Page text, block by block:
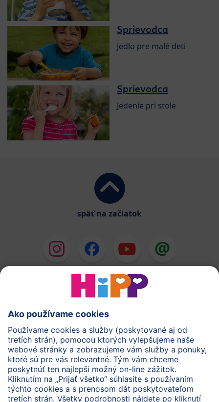
Sprievodca
Jedlo pre malé deti
Sprievodca
Jedenie pri stole
späť na začiatok
HiPP Mlieka
HiPP Príkrmy
HiPP Tehotenstvo
Ochrana osobných údajov
Cookies a pravidlá používania webovej stránky
Imprint
O spoločnosti HiPP Kontakt